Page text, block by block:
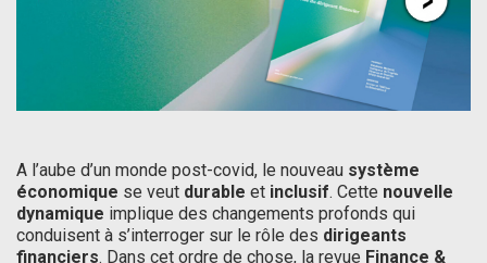
A l’aube d’un monde post-covid, le nouveau système
économique se veut durable et inclusif. Cette nouvelle
dynamique implique des changements profonds qui
conduisent à s’interroger sur le rôle des dirigeants
financiers. Dans cet ordre de chose, la revue Finance &